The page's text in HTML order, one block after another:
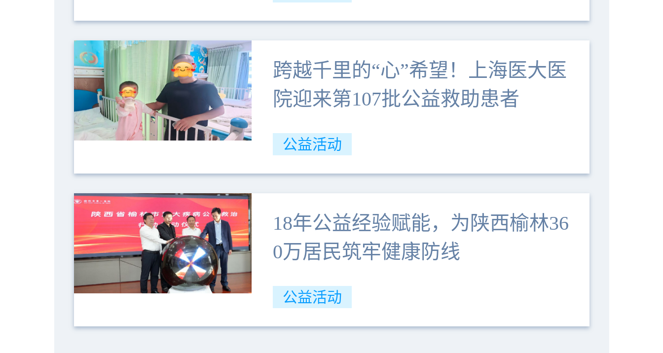
跨越千里的“心”希望！上海医大医
院迎来第107批公益救助患者
公益活动
18年公益经验赋能，为陕西榆林36
0万居民筑牢健康防线
公益活动